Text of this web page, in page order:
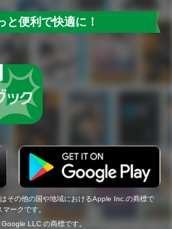
と便利で快適に！
その他の国や地域におけるApple Inc.の商標で
ークです。
LLC の商標です。